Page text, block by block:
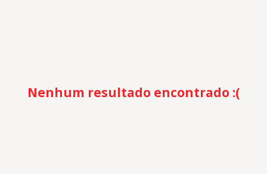
Nenhum resultado encontrado :(